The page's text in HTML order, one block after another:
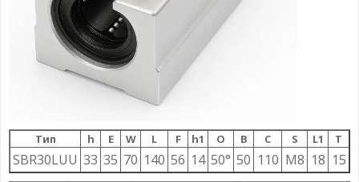
Тип h E W L F h1 О B C S L1 T
SBR30LUU 33 35 70 140 56 14 50° 50 110 M8 18 15